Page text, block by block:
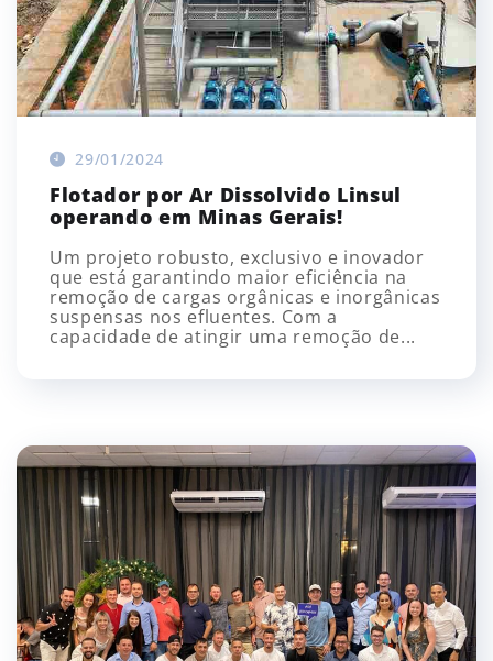
29/01/2024
Flotador por Ar Dissolvido Linsul
operando em Minas Gerais!
Um projeto robusto, exclusivo e inovador
que está garantindo maior eficiência na
remoção de cargas orgânicas e inorgânicas
suspensas nos efluentes. Com a
capacidade de atingir uma remoção de...